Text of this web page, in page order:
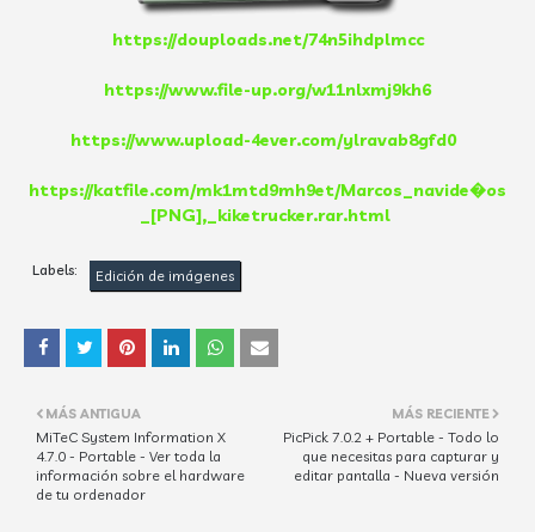
https://douploads.net/74n5ihdplmcc
https://www.file-up.org/w11nlxmj9kh6
https://www.upload-4ever.com/ylravab8gfd0
https://katfile.com/mk1mtd9mh9et/Marcos_navide�os
_[PNG],_kiketrucker.rar.html
Labels: Edición de imágenes
MÁS RECIENTE
PicPick 7.0.2 + Portable - Todo lo
que necesitas para capturar y
editar pantalla - Nueva versión
MÁS ANTIGUA
MiTeC System Information X
4.7.0 - Portable - Ver toda la
información sobre el hardware
de tu ordenador